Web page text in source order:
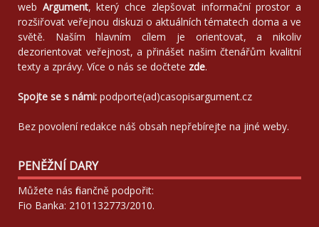
web Argument, který chce zlepšovat informační prostor a
rozšiřovat veřejnou diskuzi o aktuálních tématech doma a ve
světě. Naším hlavním cílem je orientovat, a nikoliv
dezorientovat veřejnost, a přinášet našim čtenářům kvalitní
texty a zprávy. Více o nás se dočtete zde.
Spojte se s námi: podporte(ad)casopisargument.cz
Bez povolení redakce náš obsah nepřebírejte na jiné weby.
PENĚŽNÍ DARY
Můžete nás finančně podpořit:
Fio Banka: 2101132773/2010.